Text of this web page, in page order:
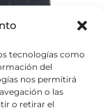
tecnologías como
del
nos permitirá
o las
o retirar el